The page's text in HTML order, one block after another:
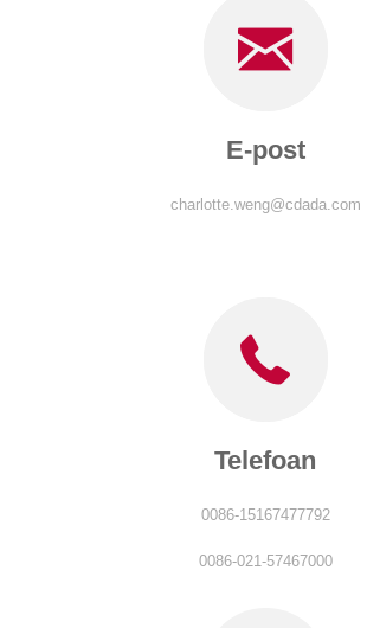
E-post
charlotte.weng@cdada.com
Telefoan
0086-15167477792
0086-021-57467000